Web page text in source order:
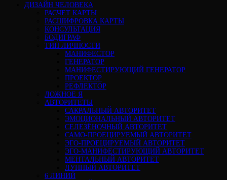
ДИЗАЙН ЧЕЛОВЕКА
РАСЧЕТ КАРТЫ
РАСШИФРОВКА КАРТЫ
КОНСУЛЬТАЦИЯ
БОДИГРАФ
ТИП ЛИЧНОСТИ
МАНИФЕСТОР
ГЕНЕРАТОР
МАНИФЕСТИРУЮЩИЙ ГЕНЕРАТОР
ПРОЕКТОР
РЕФЛЕКТОР
ЛОЖНОЕ Я
АВТОРИТЕТЫ
САКРАЛЬНЫЙ АВТОРИТЕТ
ЭМОЦИОНАЛЬНЫЙ АВТОРИТЕТ
СЕЛЕЗЁНОЧНЫЙ АВТОРИТЕТ
САМО-ПРОЕЦИРУЕМЫЙ АВТОРИТЕТ
ЭГО-ПРОЕЦИРУЕМЫЙ АВТОРИТЕТ
ЭГО-МАНИФЕСТИРУЮЩИЙ АВТОРИТЕТ
МЕНТАЛЬНЫЙ АВТОРИТЕТ
ЛУННЫЙ АВТОРИТЕТ
6 ЛИНИЙ